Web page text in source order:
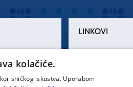
LINKOVI
kolačiće.
iskustva. Uporabom